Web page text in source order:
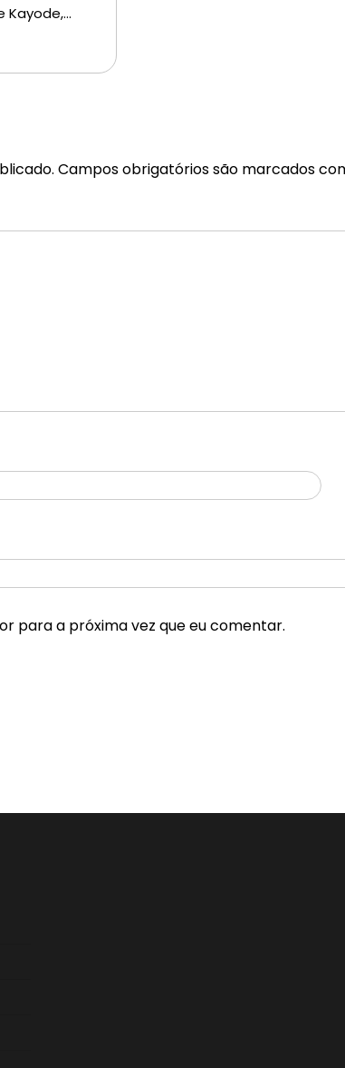
Kayode,…
Campos obrigatórios são marcados
para a próxima vez que eu comentar.